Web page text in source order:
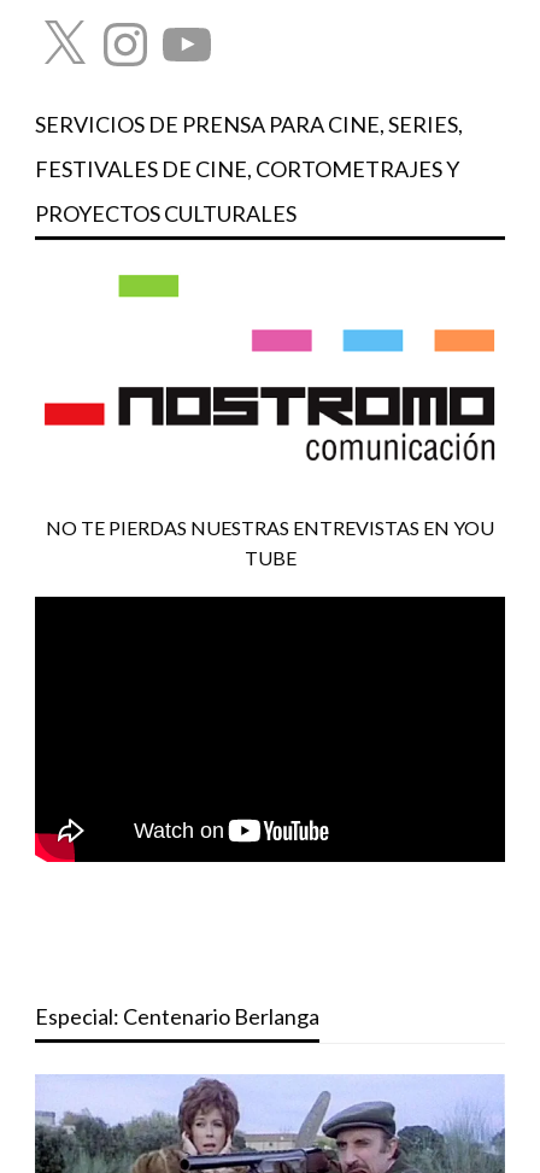
X InstagramYouTube
SERVICIOS DE PRENSA PARA CINE, SERIES,
FESTIVALES DE CINE, CORTOMETRAJES Y
PROYECTOS CULTURALES
NO TE PIERDAS NUESTRAS ENTREVISTAS EN YOU
TUBE
Especial: Centenario Berlanga